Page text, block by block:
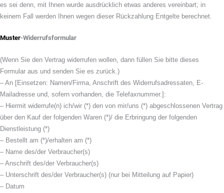
es sei denn, mit Ihnen wurde ausdrücklich etwas anderes vereinbart; in
keinem Fall werden Ihnen wegen dieser Rückzahlung Entgelte berechnet.
Muster-Widerrufsformular
(Wenn Sie den Vertrag widerrufen wollen, dann füllen Sie bitte dieses
Formular aus und senden Sie es zurück.)
– An [Einsetzen: Namen/Firma, Anschrift des Widerrufsadressaten, E-
Mailadresse und, sofern vorhanden, die Telefaxnummer.]:
– Hiermit widerrufe(n) ich/wir (*) den von mir/uns (*) abgeschlossenen Vertrag
über den Kauf der folgenden Waren (*)/ die Erbringung der folgenden
Dienstleistung (*)
– Bestellt am (*)/erhalten am (*)
– Name des/der Verbraucher(s)
– Anschrift des/der Verbraucher(s)
– Unterschrift des/der Verbraucher(s) (nur bei Mitteilung auf Papier)
– Datum